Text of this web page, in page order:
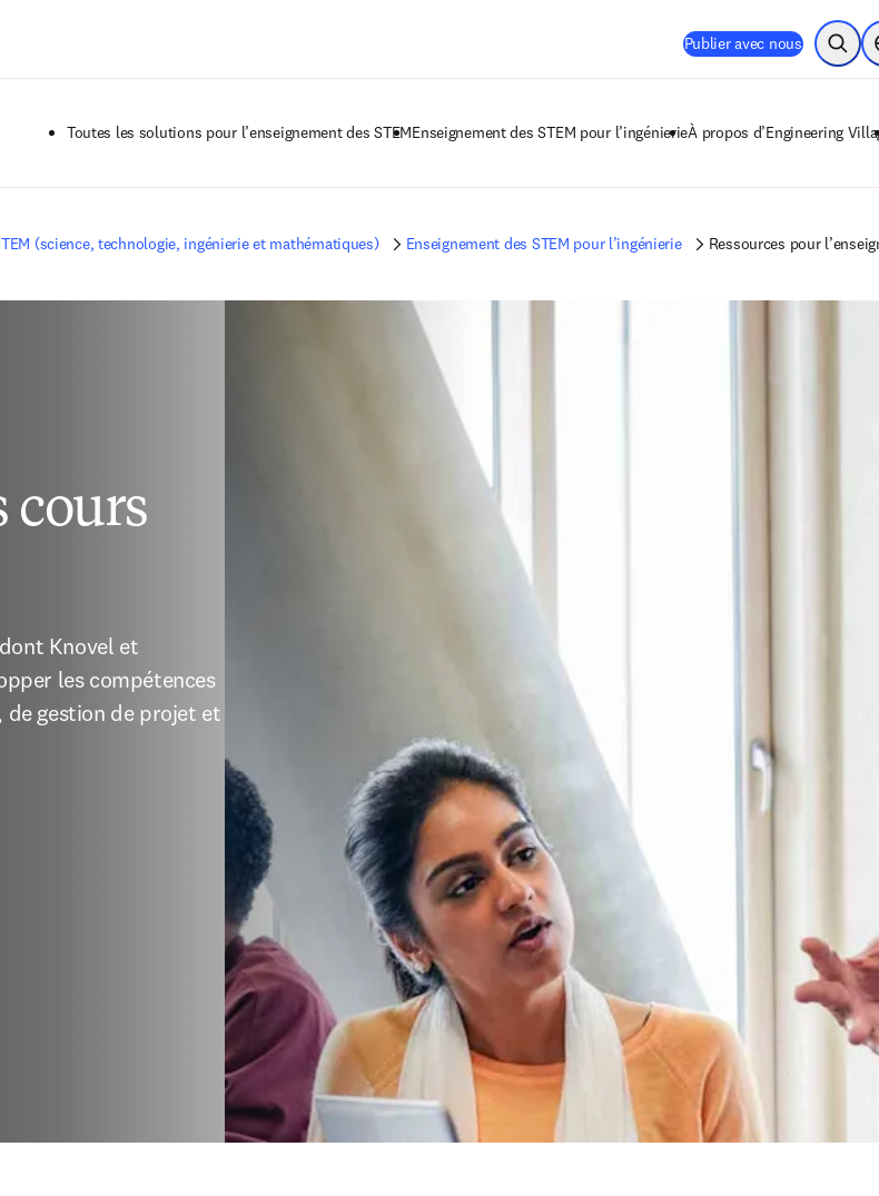
Publier avec nous Ouvrir
Toutes les solutions pour l’enseignement des STEMEnseignement des STEM pour l’ingénierieÀ propos d’Engineering
(science, technologie, ingénierie et mathématiques) Enseignement des STEM pour l’ingénierie Ressources pour
cours
Knovel et
les compétences
de gestion de projet et